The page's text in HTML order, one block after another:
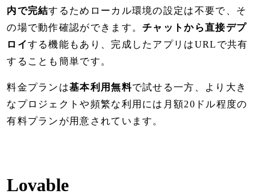
内で完結するためローカル環境の設定は不要で、そ
の場で動作確認ができます。チャットから直接デプ
ロイする機能もあり、完成したアプリはURLで共有
することも簡単です。
料金プランは基本利用無料で試せる一方、より大き
なプロジェクトや頻繁な利用には月額20ドル程度の
有料プランが用意されています。
Lovable